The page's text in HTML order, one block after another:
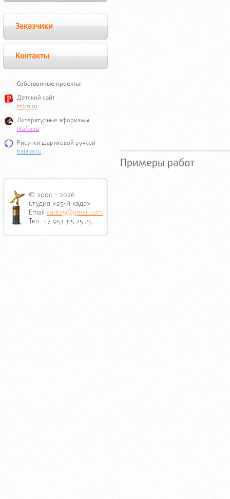
Заказчики
Контакты
Собственные проекты:
Детский сайт
rebzi.ru
Литературные афоризмы
litafor.ru
Рисунки шариковой ручкой
balalar.ru
© 2000 – 2026
Студия «25-й кадр»
Email cadr25@gmail.com
Тел. +7 953 315 25 25
Примеры работ